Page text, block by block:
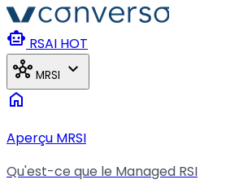
Aller au contenu principal
smart_toy RSAI HOT
hub MRSI expand_more
home
Aperçu MRSI
Qu'est-ce que le Managed RSI